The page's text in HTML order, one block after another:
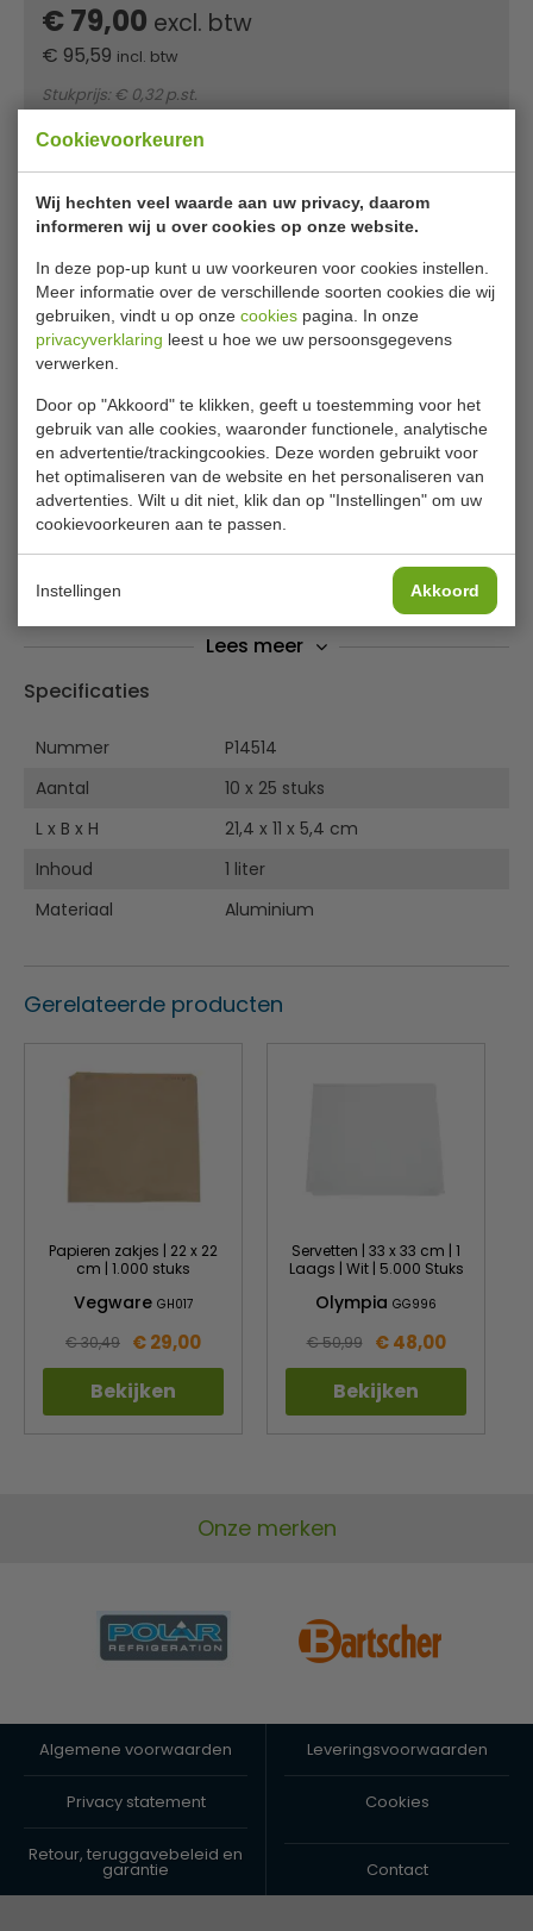
Cookievoorkeuren
Wij hechten veel waarde aan uw privacy, daarom
informeren wij u over cookies op onze website.
In deze pop-up kunt u uw voorkeuren voor cookies instellen.
Meer informatie over de verschillende soorten cookies die wij
gebruiken, vindt u op onze cookies pagina. In onze
privacyverklaring leest u hoe we uw persoonsgegevens
verwerken.
Door op "Akkoord" te klikken, geeft u toestemming voor het
gebruik van alle cookies, waaronder functionele, analytische
en advertentie/trackingcookies. Deze worden gebruikt voor
het optimaliseren van de website en het personaliseren van
advertenties. Wilt u dit niet, klik dan op "Instellingen" om uw
cookievoorkeuren aan te passen.
Instellingen Akkoord
€ 79,00 excl. btw
€ 95,59 incl. btw
Stukprijs: € 0,32 p.st.
In winkelwagentje
Ofbetaal31,86in 3 termijnenmet Klarna
✔ Gratis verzending* ✔ 24 uur levering ✔ Laagste
prijsgarantie
Aluminium bakken met deksel 250
stuks
Onmisbaar aluminium langwerpige bak met deksel voor
elke horecaondernemer, kantine, foodtruck, restaurant en
cateraar. Ook handig bij een feestje, picknick of
barbecue.
Inclusief inlegdeksel van PE-gecoat karton
Inhoud 1 liter
Lees meer
Specificaties
Nummer
P14514
Aantal
10 x 25 stuks
L x B x H
21,4 x 11 x 5,4 cm
Inhoud
1 liter
Materiaal
Aluminium
Gerelateerde producten
Papieren zakjes | 22 x 22
cm | 1.000 stuks
Vegware GH017
€ 30,49 € 29,00
Bekijken
Servetten | 33 x 33 cm | 1
Laags | Wit | 5.000 Stuks
Olympia GG996
€ 50,99 € 48,00
Bekijken
Onze merken
Algemene voorwaarden Leveringsvoorwaarden
Privacy statement Cookies
Retour, teruggavebeleid en
garantie Contact